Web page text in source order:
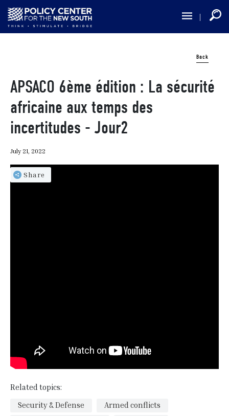
Skip
main
Back
APSACO 6ème édition : La sécurité
africaine aux temps des
incertitudes - Jour2
July 21, 2022
Share
Related topics:
Security & Defense
Armed conflicts